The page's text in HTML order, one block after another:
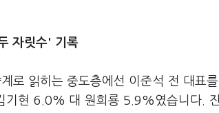
자릿수' 기록
로 읽히는 중도층에선 이준석 전 대표
현 6.0% 대 원희룡 5.9%였습니다.